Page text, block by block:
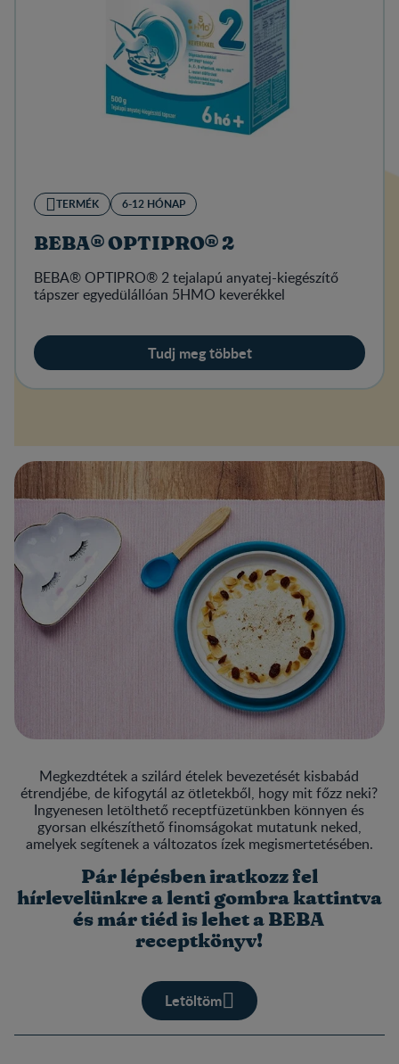
TERMÉK 6-12 HÓNAP
BEBA® OPTIPRO® 2
BEBA® OPTIPRO® 2 tejalapú anyatej-kiegészítő
tápszer egyedülállóan 5HMO keverékkel
Tudj meg többet
Megkezdtétek a szilárd ételek bevezetését kisbabád
étrendjébe, de kifogytál az ötletekből, hogy mit főzz neki?
Ingyenesen letölthető receptfüzetünkben könnyen és
gyorsan elkészíthető finomságokat mutatunk neked,
amelyek segítenek a változatos ízek megismertetésében.
Pár lépésben iratkozz fel
hírlevelünkre a lenti gombra kattintva
és már tiéd is lehet a BEBA
receptkönyv!
Letöltöm